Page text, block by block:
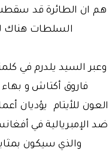
هم ان الطائرة قد
السلطات هناك
وعبر السيد يلدرم في
فاروق أكتاش و بهاء
العون للأيتام يؤديان
ضد الإمبريالية في
والذي سيكون